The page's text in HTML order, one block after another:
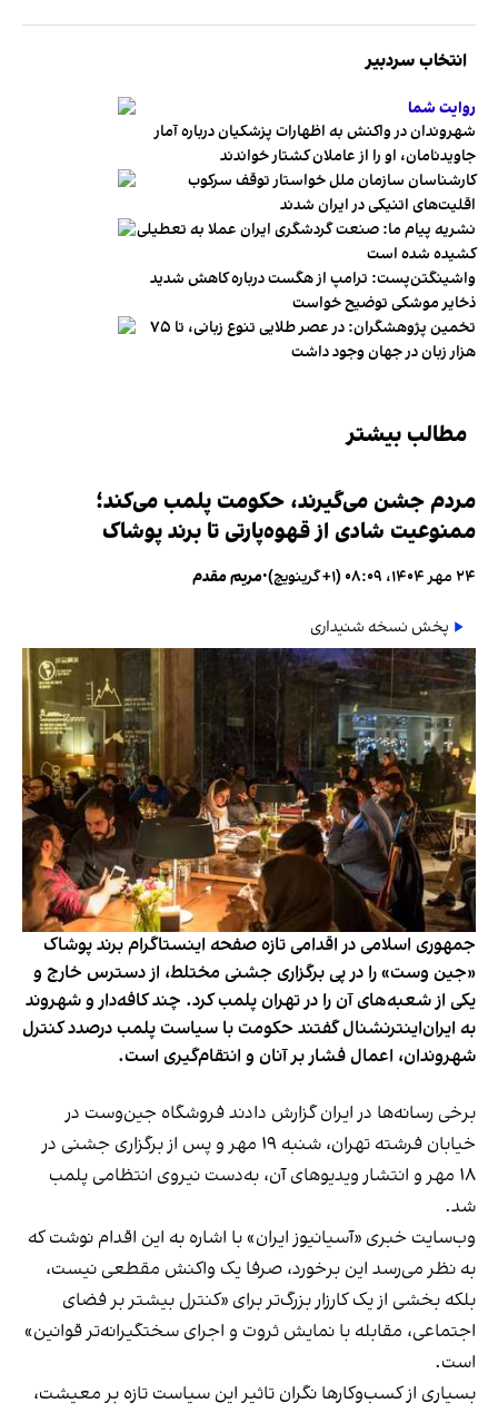
انتخاب سردبیر
روایت شما
شهروندان در واکنش به اظهارات پزشکیان درباره آمار
جاویدنامان، او را از عاملان کشتار خواندند
کارشناسان سازمان ملل خواستار توقف سرکوب
اقلیت‌های اتنیکی در ایران شدند
نشریه پیام ما: صنعت گردشگری ایران عملا به تعطیلی
کشیده شده است
واشینگتن‌پست: ترامپ از هگست درباره کاهش شدید
ذخایر موشکی توضیح خواست
تخمین پژوهشگران: در عصر طلایی تنوع زبانی، تا ۷۵
هزار زبان در جهان وجود داشت
مطالب بیشتر
مردم جشن می‌گیرند، حکومت پلمب می‌کند؛
ممنوعیت شادی از قهوه‌پارتی تا برند پوشاک
۲۴ مهر ۱۴۰۴، ۰۸:۰۹ (‎+۱ گرینویچ) •مریم مقدم
پخش نسخه شنیداری
جمهوری اسلامی در اقدامی تازه صفحه اینستاگرام برند پوشاک
«جین وست» را در پی برگزاری جشنی مختلط، از دسترس خارج و
یکی از شعبه‌های آن را در تهران پلمب کرد. چند کافه‌‌دار و شهروند
به ایران‌اینترنشنال گفتند حکومت با سیاست پلمب درصدد کنترل
شهروندان، اعمال فشار بر آنان و انتقام‌گیری است.
برخی رسانه‌ها در ایران گزارش دادند فروشگاه جین‌وست در
خیابان فرشته تهران، شنبه ۱۹ مهر و پس از برگزاری جشنی در
۱۸ مهر و انتشار ویدیوهای آن، به‌دست نیروی انتظامی پلمب
شد.
وب‌سایت خبری «آسیانیوز ایران» با اشاره به این اقدام نوشت که
به نظر می‌رسد این برخورد، صرفا یک واکنش مقطعی نیست،
بلکه بخشی از یک کارزار بزرگ‌تر برای «کنترل بیشتر بر فضای
اجتماعی، مقابله با نمایش ثروت و اجرای سختگیرانه‌تر قوانین»
است.
بسیاری از کسب‌وکارها نگران تاثیر این سیاست‌ تازه بر معیشت،